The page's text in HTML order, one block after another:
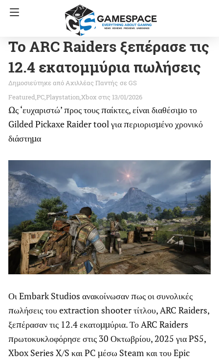
Το ARC Raiders ξεπέρασε τις
12.4 εκατομμύρια πωλήσεις
Αχιλλέας Παντής σε GS
FeaturedPCPlaystationXbox στις 13/01/2026
Ως ‘ευχαριστώ’ προς τους παίκτες, είναι διαθέσιμο το
Gilded Pickaxe Raider tool για περιορισμένο χρονικό
διάστημα
Οι Embark Studios ανακοίνωσαν πως οι συνολικές
πωλήσεις του extraction shooter τίτλου, ARC Raiders,
ξεπέρασαν τις 12.4 εκατομμύρια. Το ARC Raiders
πρωτοκυκλοφόρησε στις 30 Οκτωβρίου, 2025 για PS5,
Xbox Series X/S και PC μέσω Steam και του Epic